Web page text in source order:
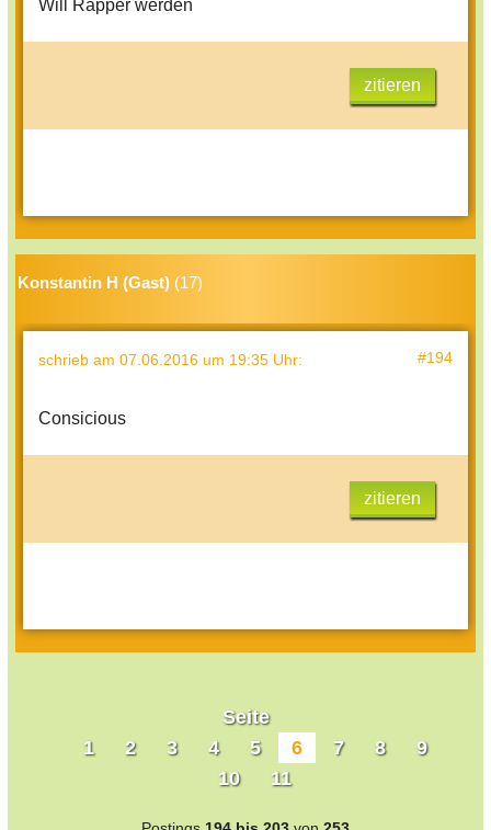
Will Rapper werden
zitieren
Konstantin H (Gast) (17)
schrieb am 07.06.2016 um 19:35 Uhr: #194
Consicious
zitieren
Seite
1
2 3 4 5 6 7 8
9
10
11